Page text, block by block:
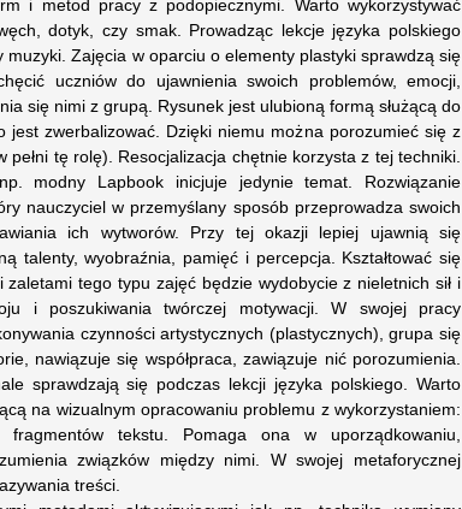
i metod pracy z podopiecznymi. Warto wykorzystywać
dotyk, czy smak. Prowadząc lekcje języka polskiego
Zajęcia w oparciu o elementy plastyki sprawdzą się
uczniów do ujawnienia swoich problemów, emocji,
się nimi z grupą. Rysunek jest ulubioną formą służącą do
zwerbalizować. Dzięki niemu można porozumieć się z
pełni tę rolę). Resocjalizacja chętnie korzysta z tej techniki.
modny Lapbook inicjuje jedynie temat. Rozwiązanie
nauczyciel w przemyślany sposób przeprowadza swoich
ich wytworów. Przy tej okazji lepiej ujawnią się
talenty, wyobraźnia, pamięć i percepcja. Kształtować się
tego typu zajęć będzie wydobycie z nieletnich sił i
i poszukiwania twórczej motywacji. W swojej pracy
czynności artystycznych (plastycznych), grupa się
nawiązuje się współpraca, zawiązuje nić porozumienia.
sprawdzają się podczas lekcji języka polskiego. Warto
na wizualnym opracowaniu problemu z wykorzystaniem:
fragmentów tekstu. Pomaga ona w uporządkowaniu,
związków między nimi. W swojej metaforycznej
treści.